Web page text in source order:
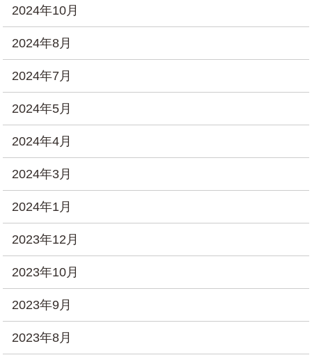
2024年10月
2024年8月
2024年7月
2024年5月
2024年4月
2024年3月
2024年1月
2023年12月
2023年10月
2023年9月
2023年8月